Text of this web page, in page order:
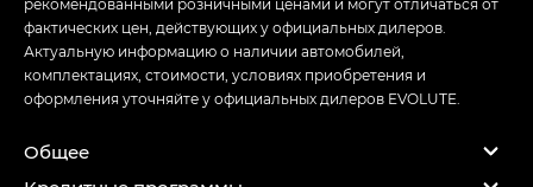
фактических цен, действующих у официальных дилеров.
Актуальную информацию о наличии автомобилей,
комплектациях, стоимости, условиях приобретения и
оформления уточняйте у официальных дилеров EVOLUTE.
Общее